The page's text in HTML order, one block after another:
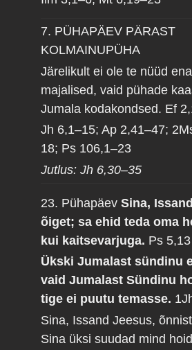
7. PÜHAPÄEV PÄRAST
KOLMAINUPÜHA
Järelikult ei ole te nüüd
majalised, vaid pühade
Jumala kodakondsed. Ef
Jh 6,1–15; Ap 2,41–47;
18; Ps 106,1–23
Jutlus: Jh 6,30–35
23. PühapäevSina,
õiget; sa ehid teda oma
kui kaitsevarjuga. Ps 5,13
Ükski Jumalast sündinu
vaid Jumalast Sündinu
tige ei puutu temasse.
Sina, Issand Jeesus,
Sina üksi suudad mind